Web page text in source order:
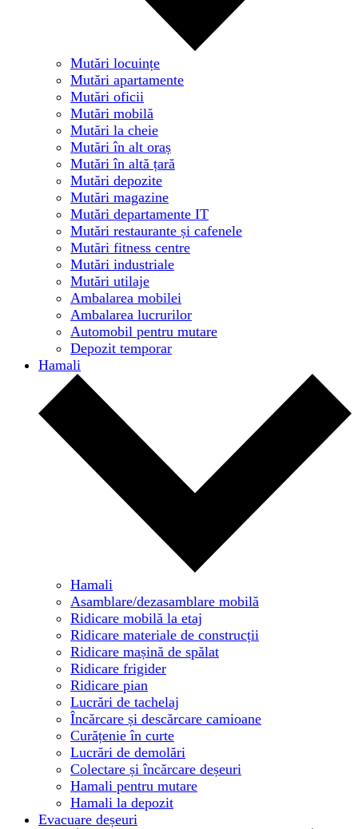
Mutări locuințe
Mutări apartamente
Mutări oficii
Mutări mobilă
Mutări la cheie
Mutări în alt oraș
Mutări în altă țară
Mutări depozite
Mutări magazine
Mutări departamente IT
Mutări restaurante și cafenele
Mutări fitness centre
Mutări industriale
Mutări utilaje
Ambalarea mobilei
Ambalarea lucrurilor
Automobil pentru mutare
Depozit temporar
Hamali
Hamali
Asamblare/dezasamblare mobilă
Ridicare mobilă la etaj
Ridicare materiale de construcții
Ridicare mașină de spălat
Ridicare frigider
Ridicare pian
Lucrări de tachelaj
Încărcare și descărcare camioane
Curățenie în curte
Lucrări de demolări
Colectare și încărcare deșeuri
Hamali pentru mutare
Hamali la depozit
Evacuare deșeuri